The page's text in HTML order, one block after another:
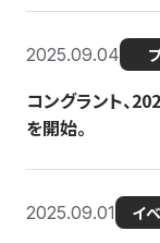
2025.09.04
コングラント、
を開始。
2025.09.01 イ